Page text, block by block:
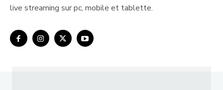
live streaming sur pc, mobile et tablette.